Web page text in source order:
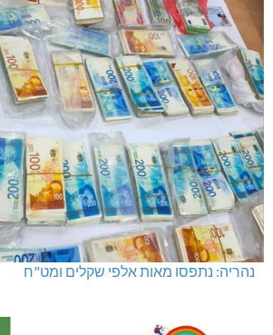
נהריה: נתפסו מאות אלפי שקלים ומט"ח